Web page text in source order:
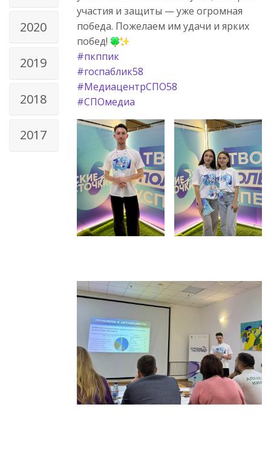
2020
2019
2018
2017
участия и защиты — уже огромная
победа. Пожелаем им удачи и ярких
побед!
#пкппик
#госпаблик58
#МедиацентрСПО58
#СПОмедиа